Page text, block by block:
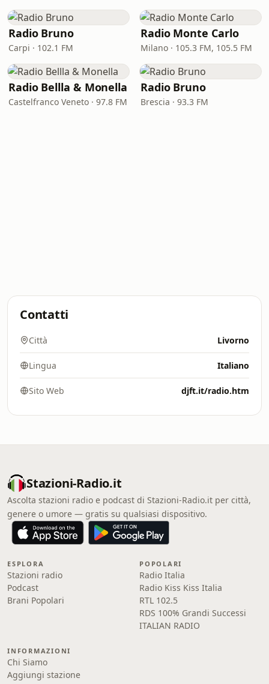
Radio Bruno
Carpi · 102.1 FM
Radio Monte Carlo
Milano · 105.3 FM, 105.5 FM
Radio Bellla & Monella
Castelfranco Veneto · 97.8 FM
Radio Bruno
Brescia · 93.3 FM
Contatti
Città Livorno
Lingua Italiano
Sito Web djft.it/radio.htm
Stazioni-Radio.it
Ascolta stazioni radio e podcast di Stazioni-Radio.it per città,
genere o umore — gratis su qualsiasi dispositivo.
ESPLORA
Stazioni radio
Podcast
Brani Popolari
POPOLARI
Radio Italia
Radio Kiss Kiss Italia
RTL 102.5
RDS 100% Grandi Successi
ITALIAN RADIO
INFORMAZIONI
Chi Siamo
Aggiungi stazione